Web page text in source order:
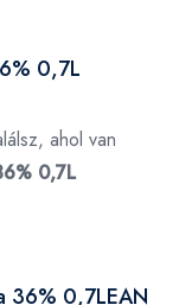
0,7L
ahol van
0,7L
36% 0,7LEAN